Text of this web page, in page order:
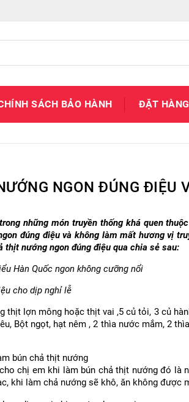
SÁCH BẢO HÀNH ĐẶT
NGON ĐÚNG ĐIỆU
những món truyền thống khá quen
đúng điệu và không làm mất hương vị
thịt nướng ngon đúng điệu qua chia sẻ sau:
Hàn Quốc ngon không cưỡng nổi
cho dịp nghỉ lễ
thịt lợn mông hoặc thịt vai ,5 củ tỏi, 3 củ
Bột ngọt, hạt nêm , 2 thìa nước mắm, 2
bún chả thịt nướng
chị em khi làm bún chả thịt nướng đó là
khi làm chả nướng sẽ khô, ăn không được